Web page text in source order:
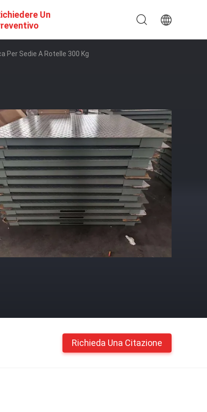
Un
Per Sedie A Rotelle 300 Kg
Richieda Una Citazione